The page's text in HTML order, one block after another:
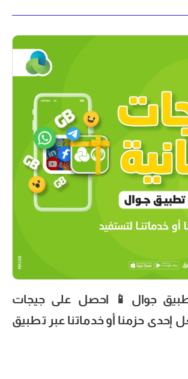
جوال📱 احصل على جيجات
إحدى حزمنا أو خدماتنا عبر تطبيق